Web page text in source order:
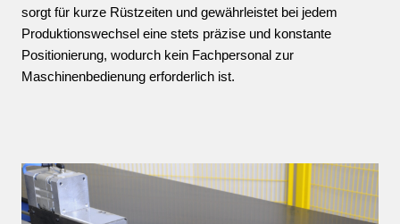
sorgt für kurze Rüstzeiten und gewährleistet bei jedem
Produktionswechsel eine stets präzise und konstante
Positionierung, wodurch kein Fachpersonal zur
Maschinenbedienung erforderlich ist.